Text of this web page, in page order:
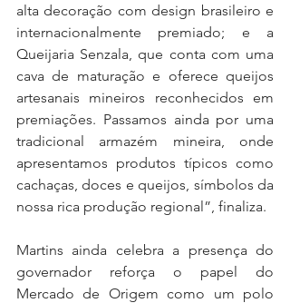
alta decoração com design brasileiro e
internacionalmente premiado; e a
Queijaria Senzala, que conta com uma
cava de maturação e oferece queijos
artesanais mineiros reconhecidos em
premiações. Passamos ainda por uma
tradicional armazém mineira, onde
apresentamos produtos típicos como
cachaças, doces e queijos, símbolos da
nossa rica produção regional”, finaliza.
Martins ainda celebra a presença do
governador reforça o papel do
Mercado de Origem como um polo